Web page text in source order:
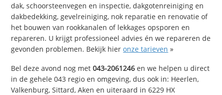
dak, schoorsteenvegen en inspectie, dakgotenreiniging en
dakbedekking, gevelreiniging, nok reparatie en renovatie of
het bouwen van rookkanalen of lekkages opsporen en
repareren. U krijgt professioneel advies én we repareren de
gevonden problemen. Bekijk hieronze tarieven »
Bel deze avond nog met043-2061246 en we helpen u direct
in de gehele 043 regio en omgeving, dus ook in: Heerlen,
Valkenburg, Sittard, Aken en uiteraard in 6229 HX